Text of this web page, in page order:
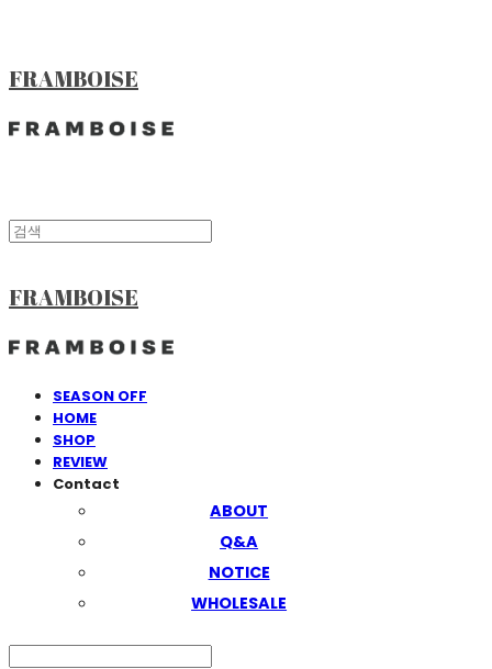
FRAMBOISE
FRAMBOISE
SEASON OFF
HOME
SHOP
REVIEW
Contact
ABOUT
Q&A
NOTICE
WHOLESALE